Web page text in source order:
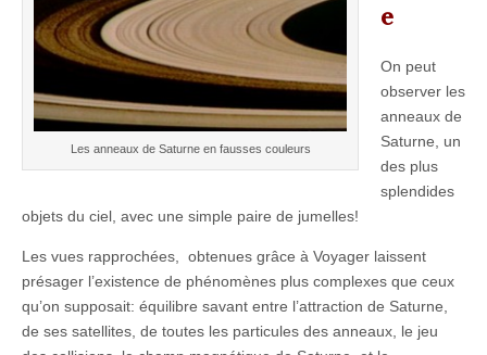
Les anneaux de Saturne en fausses couleurs
e
On peut
observer les
anneaux de
Saturne, un
des plus
splendides
objets du ciel, avec une simple paire de jumelles!
Les vues rapprochées, obtenues grâce à Voyager laissent
présager l’existence de phénomènes plus complexes que ceux
qu’on supposait: équilibre savant entre l’attraction de Saturne,
de ses satellites, de toutes les particules des anneaux, le jeu